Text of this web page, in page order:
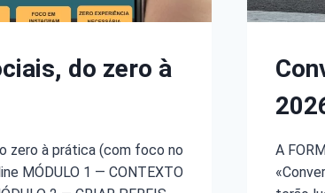
do zero à
zero à prática (com foco no
MÓDULO 1 — CONTEXTO
A